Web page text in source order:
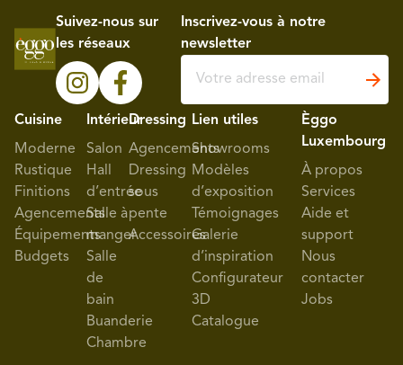
Suivez-nous sur
les réseaux
Inscrivez-vous à notre
newsletter
Cuisine
Moderne
Rustique
Finitions
Agencements
Équipements
Budgets
Intérieur
Salon
Hall
d’entrée
Salle à
manger
Salle
de
bain
Buanderie
Chambre
Dressing
Agencements
Dressing
sous
pente
Accessoires
Lien utiles
Showrooms
Modèles
d’exposition
Témoignages
Galerie
d’inspiration
Configurateur
3D
Catalogue
Èggo
Luxembourg
À propos
Services
Aide et
support
Nous
contacter
Jobs